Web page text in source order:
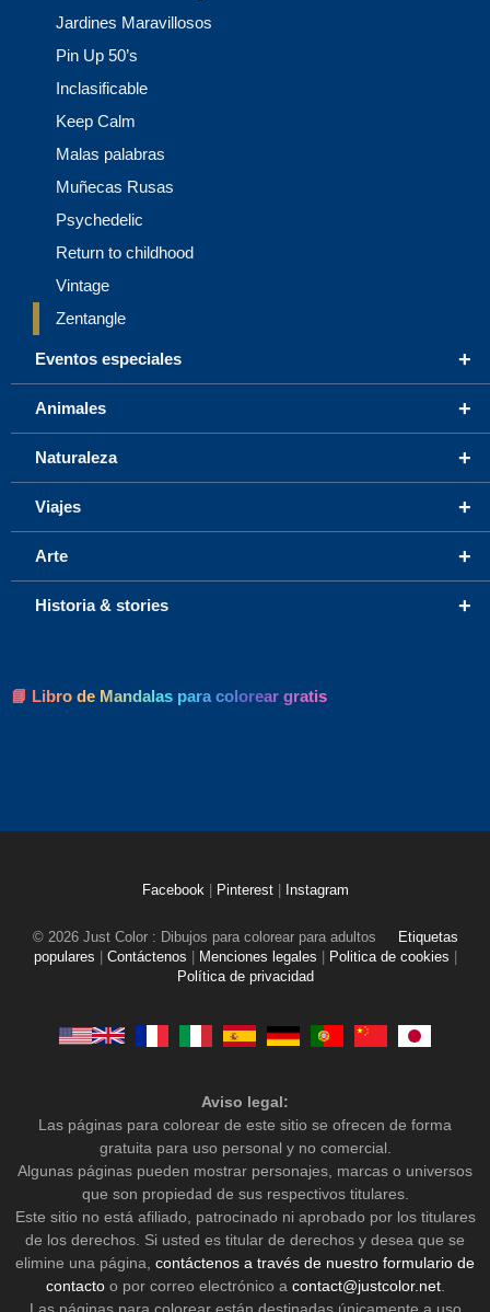
Jardines Maravillosos
Pin Up 50’s
Inclasificable
Keep Calm
Malas palabras
Muñecas Rusas
Psychedelic
Return to childhood
Vintage
Zentangle
+
Eventos especiales
+
Animales
+
Naturaleza
+
Viajes
+
Arte
+
Historia & stories
📘 Libro de Mandalas para colorear gratis
Facebook Pinterest Instagram
© 2026 Just Color : Dibujos para colorear para adultos
Etiquetas
populares
Contáctenos Menciones legales Politica de cookies
Política de privacidad
Aviso legal:
Las páginas para colorear de este sitio se ofrecen de forma
gratuita para uso personal y no comercial.
Algunas páginas pueden mostrar personajes, marcas o universos
que son propiedad de sus respectivos titulares.
Este sitio no está afiliado, patrocinado ni aprobado por los titulares
de los derechos. Si usted es titular de derechos y desea que se
elimine una página, contáctenos a través de nuestro formulario de
contactoo por correo electrónico a contact@justcolor.net.
Las páginas para colorear están destinadas únicamente a uso